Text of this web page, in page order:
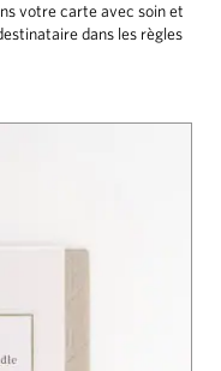
votre carte avec soin et
dans les règles